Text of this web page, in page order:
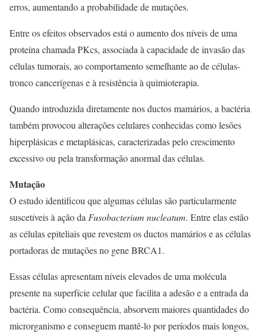
erros, aumentando a probabilidade de mutações.
Entre os efeitos observados está o aumento dos níveis de uma
proteína chamada PKcs, associada à capacidade de invasão das
células tumorais, ao comportamento semelhante ao de células-
tronco cancerígenas e à resistência à quimioterapia.
Quando introduzida diretamente nos ductos mamários, a bactéria
também provocou alterações celulares conhecidas como lesões
hiperplásicas e metaplásicas, caracterizadas pelo crescimento
excessivo ou pela transformação anormal das células.
Mutação
O estudo identificou que algumas células são particularmente
suscetíveis à ação daFusobacterium nucleatum. Entre elas estão
as células epiteliais que revestem os ductos mamários e as células
portadoras de mutações no gene BRCA1.
Essas células apresentam níveis elevados de uma molécula
presente na superfície celular que facilita a adesão e a entrada da
bactéria. Como consequência, absorvem maiores quantidades do
microrganismo e conseguem mantê-lo por períodos mais longos,